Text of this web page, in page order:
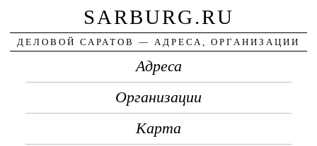
SARBURG.RU
ДЕЛОВОЙ САРАТОВ — АДРЕСА, ОРГАНИЗАЦИИ
Адреса
Организации
Карта